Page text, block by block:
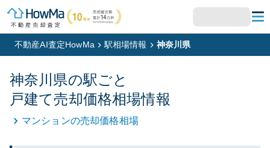
不動産AI査定HowMa 駅相場情報 神奈川県
神奈川県の駅ごと
戸建て売却価格相場情報
マンションの売却価格相場